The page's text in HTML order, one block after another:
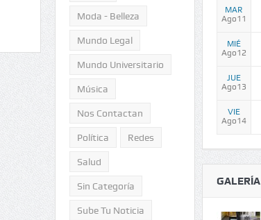
Moda - Belleza
Mundo Legal
Mundo Universitario
Música
Nos Contactan
Política Redes
Salud
Sin Categoría
Sube Tu Noticia
MAR
Ago11
MIÉ
Ago12
JUE
Ago13
VIE
Ago14
GALERÍA